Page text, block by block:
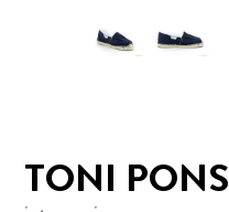
TONI PONS